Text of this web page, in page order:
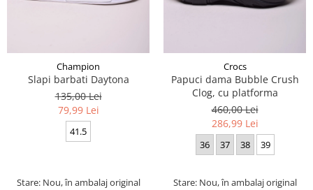
Champion
Slapi barbati Daytona
135,00 Lei
79,99 Lei
41.5
Stare: Nou, în ambalaj original
Crocs
Papuci dama Bubble Crush
Clog, cu platforma
460,00 Lei
286,99 Lei
36 37 38 39
Stare: Nou, în ambalaj original